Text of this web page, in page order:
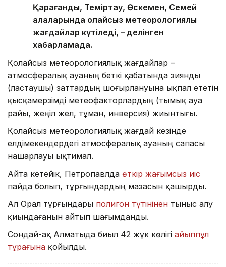
Қарағанды, Теміртау, Өскемен, Семей
қалаларында қолайсыз метеорологиялық
жағдайлар күтіледі, – делінген
хабарламада.
Қолайсыз метеорологиялық жағдайлар –
атмосфералық ауаның беткі қабатында зиянды
(ластаушы) заттардың шоғырлануына ықпал ететін
қысқамерзімді метеофакторлардың (тымық ауа
райы, жеңіл жел, тұман, инверсия) жиынтығы.
Қолайсыз метеорологиялық жағдай кезінде
елдімекендердегі атмосфералық ауаның сапасы
нашарлауы ықтимал.
Айта кетейік, Петропавлда өткір жағымсыз иіс
пайда болып, тұрғындардың мазасын қашырды.
Ал Орал тұрғындары полигон түтінінен тыныс алу
қиындағанын айтып шағымданды.
Сондай-ақ Алматыда биыл 42 жүк көлігі айыппұл
тұрағына қойылды.